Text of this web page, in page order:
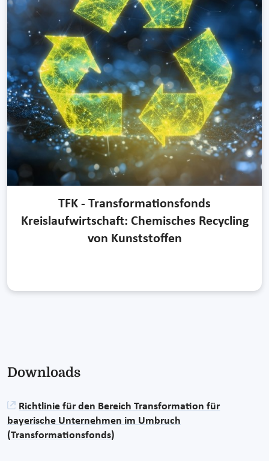
TFK - Transformationsfonds
Kreislaufwirtschaft: Chemisches Recycling
von Kunststoffen
Downloads
Richtlinie für den Bereich Transformation für
bayerische Unternehmen im Umbruch
(Transformationsfonds)